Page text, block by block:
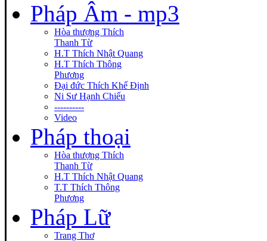
Pháp Âm - mp3
Hòa thượng Thích
Thanh Từ
H.T Thích Nhật Quang
H.T Thích Thông
Phương
Đại đức Thích Khế Định
Ni Sư Hạnh Chiếu
----------
Video
Pháp thoại
Hòa thượng Thích
Thanh Từ
H.T Thích Nhật Quang
T.T Thích Thông
Phương
Pháp Lữ
Trang Thơ